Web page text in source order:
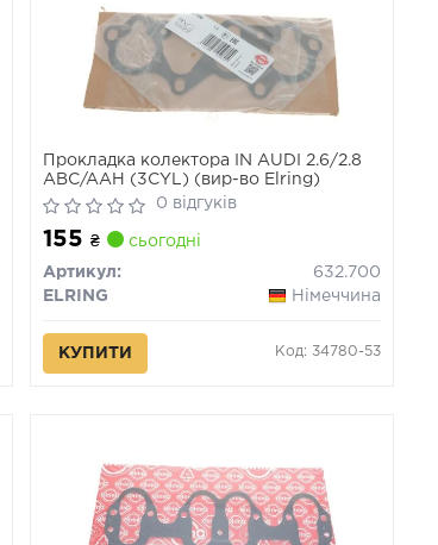
Прокладка колектора IN AUDI 2.6/2.8
ABC/AAH (3CYL) (вир-во Elring)
0 відгуків
155₴ сьогодні
Артикул:
632.700
ELRING
Німеччина
КУПИТИ Код: 34780-53